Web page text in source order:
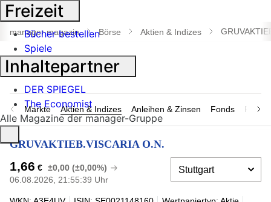
Suche
öffnen
manager magazin Börse Aktien & Indizes
Märkte Aktien & Indizes Anleihen & Zinsen Fonds
GRUVAKTIEB.VISCARIA O.N.
1,66 € ±0,00 (±0,00%)
06.08.2026, 21:55:39 Uhr
Freizeit
Bücher bestellen
Spiele
Inhaltepartner
DER SPIEGEL
The Economist
Alle Magazine der manager-Gruppe